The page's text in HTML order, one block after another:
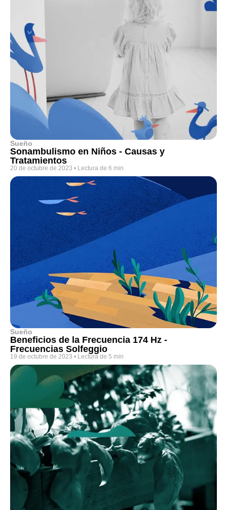
Sueño
Sonambulismo en Niños - Causas y
Tratamientos
20 de octubre de 2023 • Lectura de 6 min
Sueño
Beneficios de la Frecuencia 174 Hz -
Frecuencias Solfeggio
19 de octubre de 2023 • Lectura de 5 min